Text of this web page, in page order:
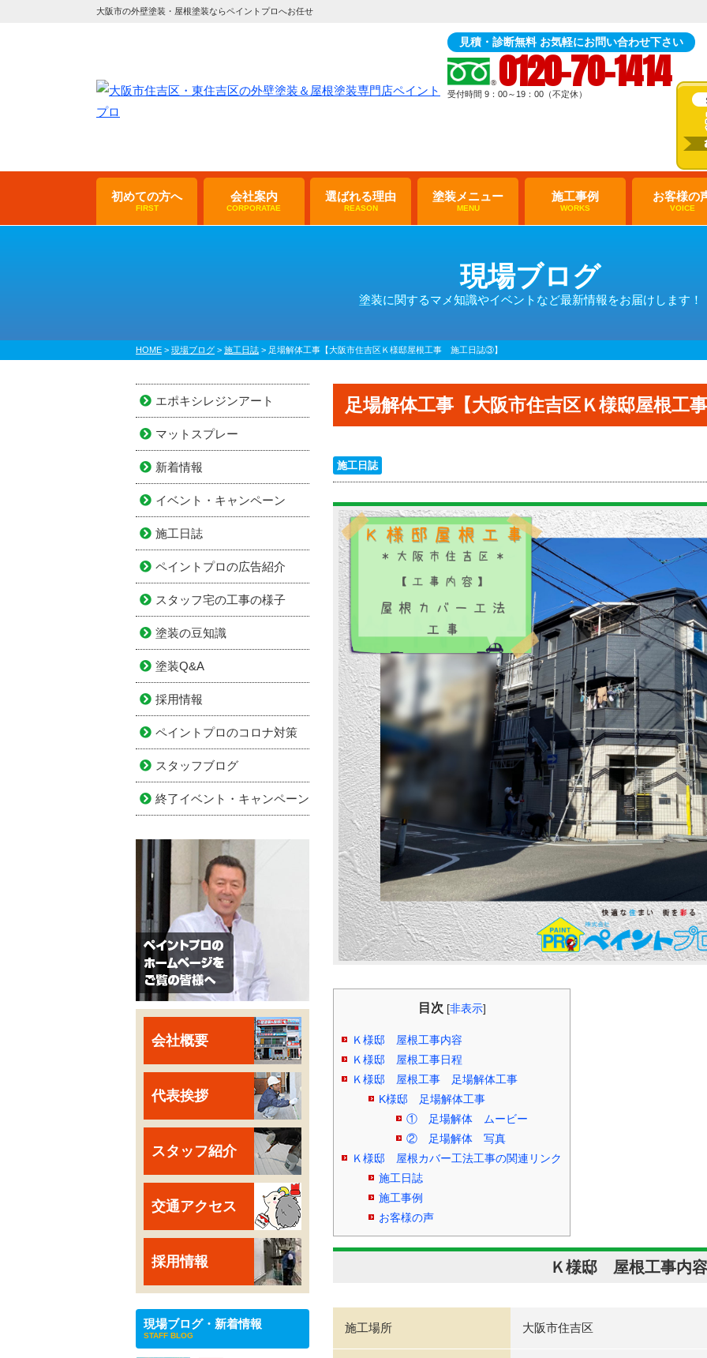
大阪市の外壁塗装・屋根塗装ならペイントプロへお任せ
見積・診断無料 お気軽にお問い合わせ下さい
0120-70-1414
受付時間 9：00～19：00（不定休）
初めての方へ
FIRST
会社案内
CORPORATAE
選ばれる理由
REASON
塗装メニュー
MENU
施工事例
WORKS
お客様の
VOICE
現場ブログ
塗装に関するマメ知識やイベントなど最新情報をお届けします！
HOME > 現場ブログ > 施工日誌 > 足場解体工事【大阪市住吉区Ｋ様邸屋根工事 施工日誌③】
足場解体工事【大阪市住吉区Ｋ様邸屋根
施工日誌
目次 [非表示]
Ｋ様邸 屋根工事内容
Ｋ様邸 屋根工事日程
Ｋ様邸 屋根工事 足場解体工事
K様邸 足場解体工事
① 足場解体 ムービー
② 足場解体 写真
Ｋ様邸 屋根カバー工法工事の関連リンク
施工日誌
施工事例
お客様の声
Ｋ様邸 屋根工事内容
施工場所 大阪市住吉区
エポキシレジンアート
マットスプレー
新着情報
イベント・キャンペーン
施工日誌
ペイントプロの広告紹介
スタッフ宅の工事の様子
塗装の豆知識
塗装Q&A
採用情報
ペイントプロのコロナ対策
スタッフブログ
終了イベント・キャンペーン
会社概要
代表挨拶
スタッフ紹介
交通アクセス
採用情報
現場ブログ・新着情報
STAFF BLOG